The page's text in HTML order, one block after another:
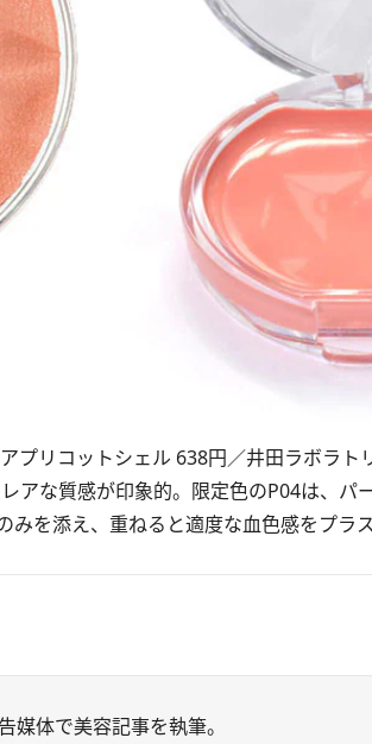
プリコットシェル 638円／井田ラボラト
アな質感が印象的。限定色のP04は、
みを添え、重ねると適度な血色感をプラ
体で美容記事を執筆。